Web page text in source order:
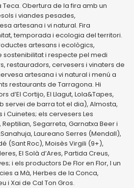
Teca. Obertura de la fira amb un
i viandes pesades,
artesana i vi natural. Fira
temporada i ecologia del territori.
artesans i ecològics,
i respecte pel medi
restauradors, cervesers i vinaters de
artesana i vi natural i menú a
restaurants de Tarragona. Hi
d’El Cortijo, El Llagut, Lola&Tapes,
servei de barra tot el dia), Almosta,
i Cuinetes; els cervesers Les
Segarreta, Garnatxa Beer i
Laureano Serres (Mendall),
(Sant Roc), Moisès Virgili (9+),
El Solà d’Ares, Partida Creus,
i els productors De Flor en Flor, I un
a Mà, Herbes de la Conca,
i Xai de Cal Ton Gros.